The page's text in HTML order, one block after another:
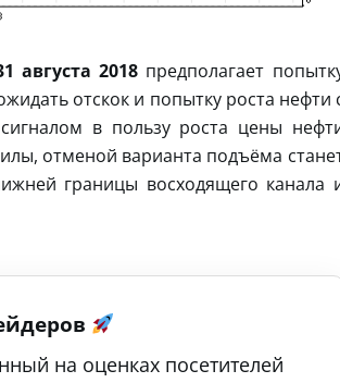
августа 2018 предполагает
отскок и попытку роста нефти
в пользу роста цены
отменой варианта подъёма
границы восходящего канала
на оценках посетителей